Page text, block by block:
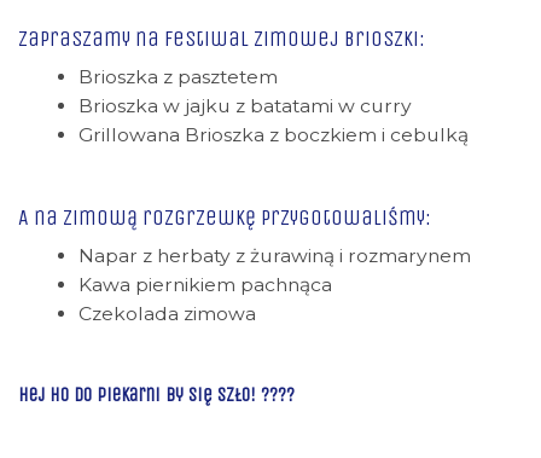
Zapraszamy na Festiwal zimowej brioszki:
Brioszka z pasztetem
Brioszka w jajku z batatami w curry
Grillowana Brioszka z boczkiem i cebulką
A na zimową rozgrzewkę przygotowaliśmy:
Napar z herbaty z żurawiną i rozmarynem
Kawa piernikiem pachnąca
Czekolada zimowa
Hej Ho do Piekarni by się szło! ????